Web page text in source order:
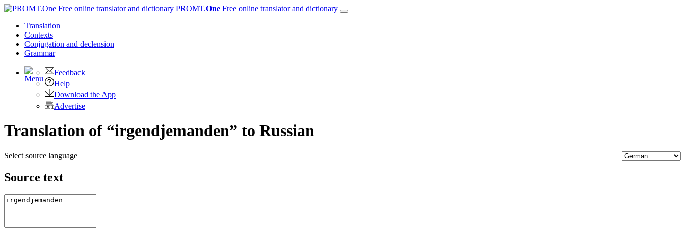
PROMT.One Free online translator and dictionary
Translation
Contexts
Conjugation and declension
Grammar
Feedback
Help
Download the App
Advertise
Translation of “irgendjemanden” to Russian
Select source language
Source text